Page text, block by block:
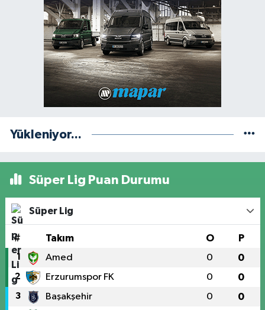
Yükleniyor...
Süper Lig Puan Durumu
Süper Lig
# Takım O P
1 Amed 0 0
2 Erzurumspor FK 0 0
3 Başakşehir 0 0